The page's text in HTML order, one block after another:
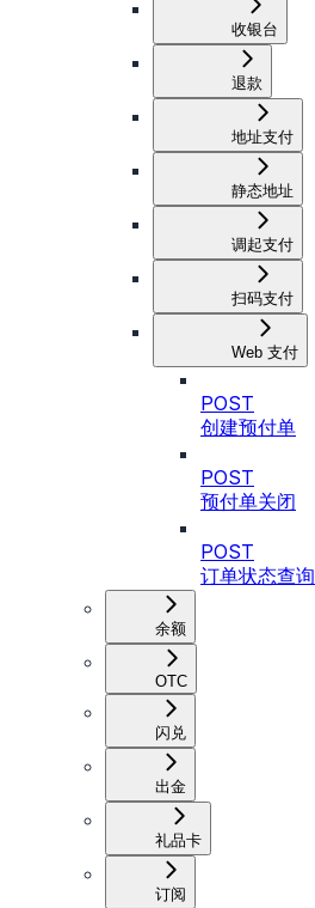
收银台
退款
地址支付
静态地址
调起支付
扫码支付
Web 支付
POST
创建预付单
POST
预付单关闭
POST
订单状态查询
余额
OTC
闪兑
出金
礼品卡
订阅